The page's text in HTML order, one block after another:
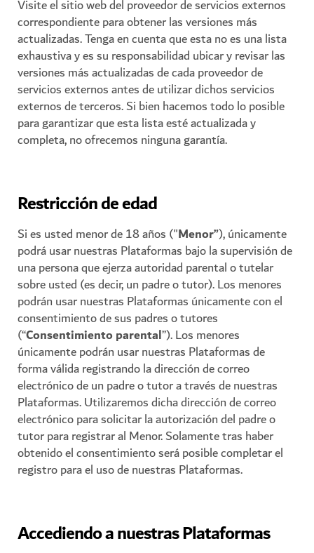
Visite el sitio web del proveedor de servicios externos
correspondiente para obtener las versiones más
actualizadas. Tenga en cuenta que esta no es una lista
exhaustiva y es su responsabilidad ubicar y revisar las
versiones más actualizadas de cada proveedor de
servicios externos antes de utilizar dichos servicios
externos de terceros. Si bien hacemos todo lo posible
para garantizar que esta lista esté actualizada y
completa, no ofrecemos ninguna garantía.
Restricción de edad
Si es usted menor de 18 años ("Menor”), únicamente
podrá usar nuestras Plataformas bajo la supervisión de
una persona que ejerza autoridad parental o tutelar
sobre usted (es decir, un padre o tutor). Los menores
podrán usar nuestras Plataformas únicamente con el
consentimiento de sus padres o tutores
(“Consentimiento parental”). Los menores
únicamente podrán usar nuestras Plataformas de
forma válida registrando la dirección de correo
electrónico de un padre o tutor a través de nuestras
Plataformas. Utilizaremos dicha dirección de correo
electrónico para solicitar la autorización del padre o
tutor para registrar al Menor. Solamente tras haber
obtenido el consentimiento será posible completar el
registro para el uso de nuestras Plataformas.
Accediendo a nuestras Plataformas